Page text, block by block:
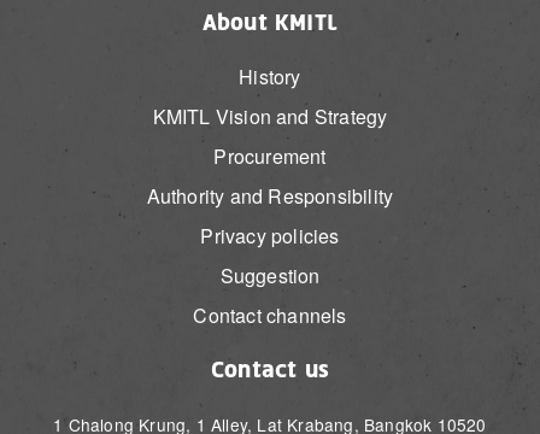
About KMITL
History
KMITL Vision and Strategy
Procurement
Authority and Responsibility
Privacy policies
Suggestion
Contact channels
Contact us
1 Chalong Krung, 1 Alley, Lat Krabang, Bangkok 10520